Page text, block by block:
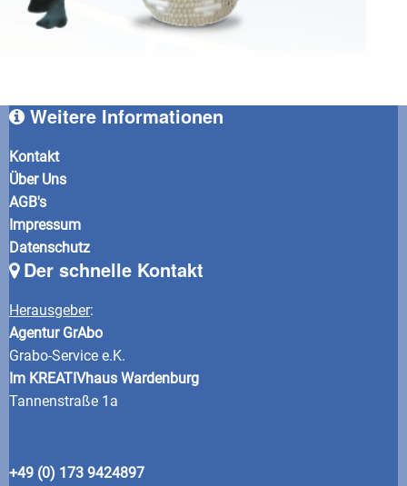
Weitere Informationen
Kontakt
Über Uns
AGB's
Impressum
Datenschutz
Der schnelle Kontakt
Herausgeber:
Agentur GrAbo
Grabo-Service e.K.
Im KREATIVhaus Wardenburg
Tannenstraße 1a
+49 (0) 173 9424897